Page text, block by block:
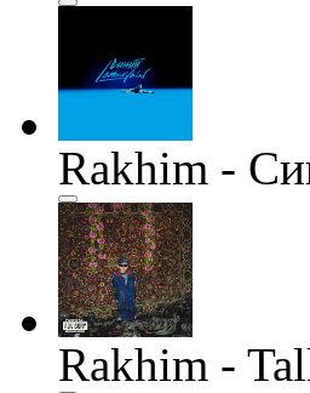
Rakhim -
Rakhim -